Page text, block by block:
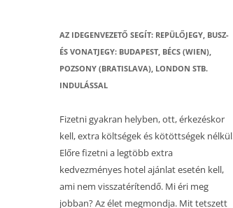
AZ IDEGENVEZETŐ SEGÍT: REPÜLŐJEGY, BUSZ-
ÉS VONATJEGY: BUDAPEST, BÉCS (WIEN),
POZSONY (BRATISLAVA), LONDON STB.
INDULÁSSAL
Fizetni gyakran helyben, ott, érkezéskor
kell, extra költségek és kötöttségek
Előre fizetni a legtöbb extra
kedvezményes hotel ajánlat esetén kell,
ami nem visszatérítendő. Mi éri meg
jobban? Az élet megmondja. Mit tetszett